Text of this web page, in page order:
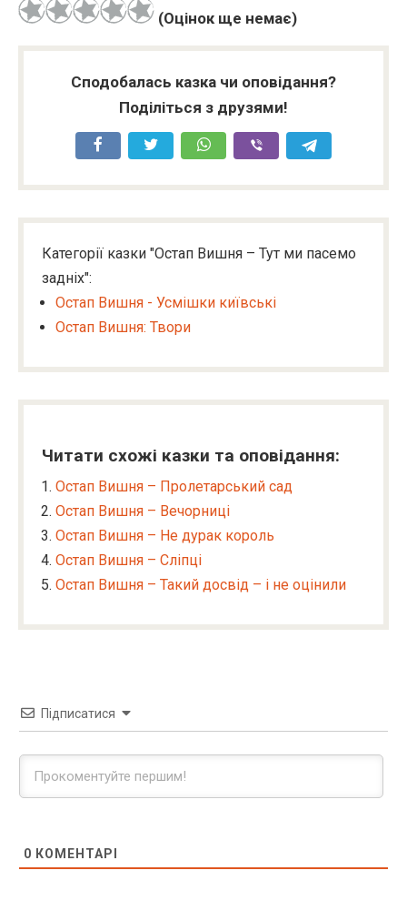
(Оцінок ще немає)
Сподобалась казка чи оповідання?
Поділіться з друзями!
Категорії казки "Остап Вишня – Тут ми пасемо
задніх":
Остап Вишня - Усмішки київські
Остап Вишня: Твори
Читати схожі казки та оповідання:
Остап Вишня – Пролетарський сад
Остап Вишня – Вечорниці
Остап Вишня – Не дурак король
Остап Вишня – Сліпці
Остап Вишня – Такий досвід – і не оцінили
Підписатися
0 КОМЕНТАРІ